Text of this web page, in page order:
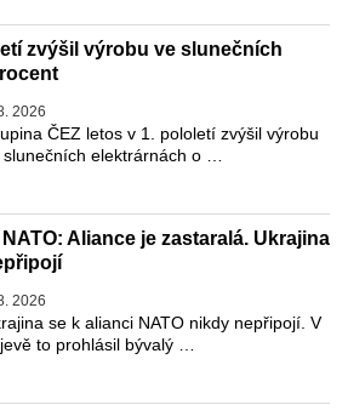
zvýšil výrobu ve slunečních
2026
ČEZ letos v 1. pololetí zvýšil výrobu
slunečních elektrárnách o …
Aliance je zastaralá. Ukrajina
2026
se k alianci NATO nikdy nepřipojí. V
to prohlásil bývalý …